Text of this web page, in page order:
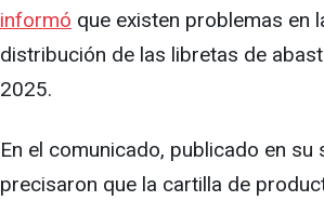
informó que existen problemas en
distribución de las libretas de
2025.
En el comunicado, publicado en su
precisaron que la cartilla de